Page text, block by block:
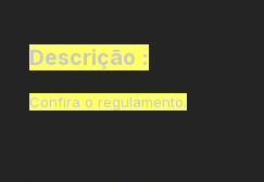
Descrição :
Confira o regulamento.